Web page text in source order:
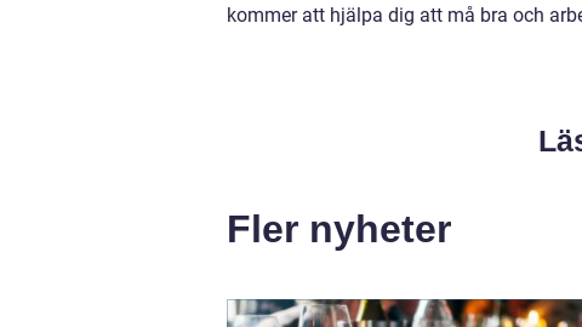
kommer att hjälpa dig att må bra och
Fler nyheter